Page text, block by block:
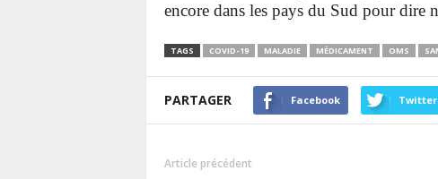
encore dans les pays du Sud pour
TAGS COVID-19 MALADIE MÉDICAMENT OMS
PARTAGER Facebook Twitter
Article précédent